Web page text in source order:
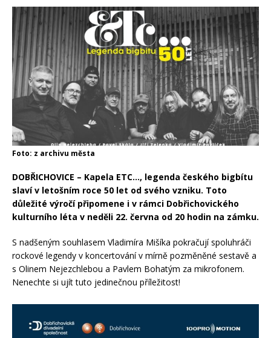
Foto: z archivu města
DOBŘICHOVICE – Kapela ETC…, legenda českého bigbítu
slaví v letošním roce 50 let od svého vzniku. Toto
důležité výročí připomene i v rámci Dobřichovického
kulturního léta v neděli 22. června od 20 hodin na zámku.
S nadšeným souhlasem Vladimíra Mišíka pokračují spoluhráči
rockové legendy v koncertování v mírně pozměněné sestavě a
s Olinem Nejezchlebou a Pavlem Bohatým za mikrofonem.
Nenechte si ujít tuto jedinečnou příležitost!